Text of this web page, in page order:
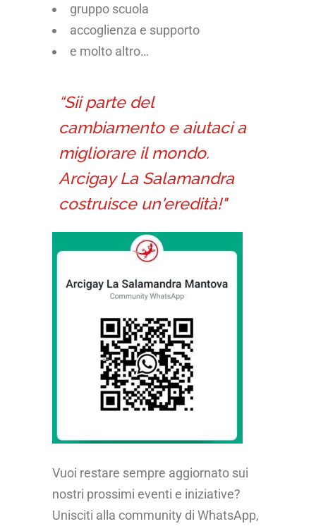
gruppo scuola
accoglienza e supporto
e molto altro…
“Sii parte del
cambiamento e aiutaci a
migliorare il mondo.
Arcigay La Salamandra
costruisce un'eredità!"
Vuoi restare sempre aggiornato sui
nostri prossimi eventi e iniziative?
Unisciti alla community di WhatsApp,